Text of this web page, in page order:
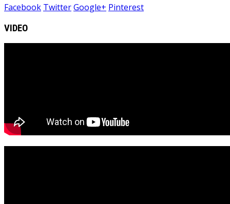
Facebook TwitterGoogle+ Pinterest
VIDEO